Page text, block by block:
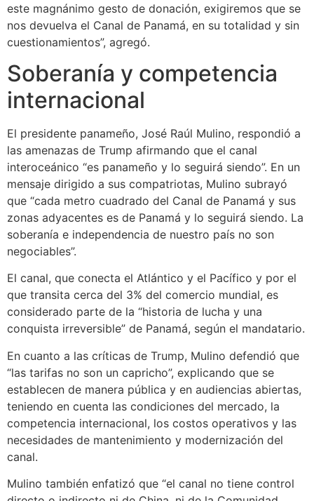
este magnánimo gesto de donación, exigiremos que se
nos devuelva el Canal de Panamá, en su totalidad y sin
cuestionamientos”, agregó.
Soberanía y competencia
internacional
El presidente panameño, José Raúl Mulino, respondió a
las amenazas de Trump afirmando que el canal
interoceánico “es panameño y lo seguirá siendo”. En un
mensaje dirigido a sus compatriotas, Mulino subrayó
que “cada metro cuadrado del Canal de Panamá y sus
zonas adyacentes es de Panamá y lo seguirá siendo. La
soberanía e independencia de nuestro país no son
negociables”.
El canal, que conecta el Atlántico y el Pacífico y por el
que transita cerca del 3% del comercio mundial, es
considerado parte de la “historia de lucha y una
conquista irreversible” de Panamá, según el mandatario.
En cuanto a las críticas de Trump, Mulino defendió que
“las tarifas no son un capricho”, explicando que se
establecen de manera pública y en audiencias abiertas,
teniendo en cuenta las condiciones del mercado, la
competencia internacional, los costos operativos y las
necesidades de mantenimiento y modernización del
canal.
Mulino también enfatizó que “el canal no tiene control